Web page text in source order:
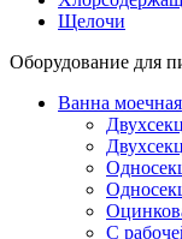
Щелочи
Оборудование для
Ванна моечная
С